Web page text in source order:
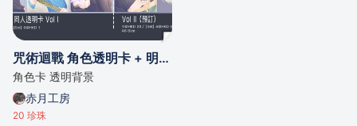
咒術迴戰 角色透明卡 + 明信片套組
角色卡 透明背景
赤月工房
20 珍珠